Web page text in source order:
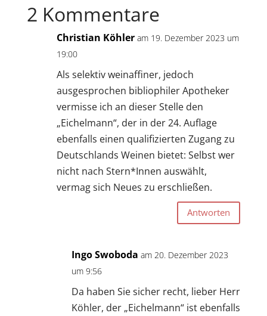
2 Kommentare
Christian Köhler am 19. Dezember 2023 um
19:00
Als selektiv weinaffiner, jedoch
ausgesprochen bibliophiler Apotheker
vermisse ich an dieser Stelle den
„Eichelmann“, der in der 24. Auflage
ebenfalls einen qualifizierten Zugang zu
Deutschlands Weinen bietet: Selbst wer
nicht nach Stern*Innen auswählt,
vermag sich Neues zu erschließen.
Antworten
Ingo Swoboda am 20. Dezember 2023
um 9:56
Da haben Sie sicher recht, lieber Herr
Köhler, der „Eichelmann“ ist ebenfalls